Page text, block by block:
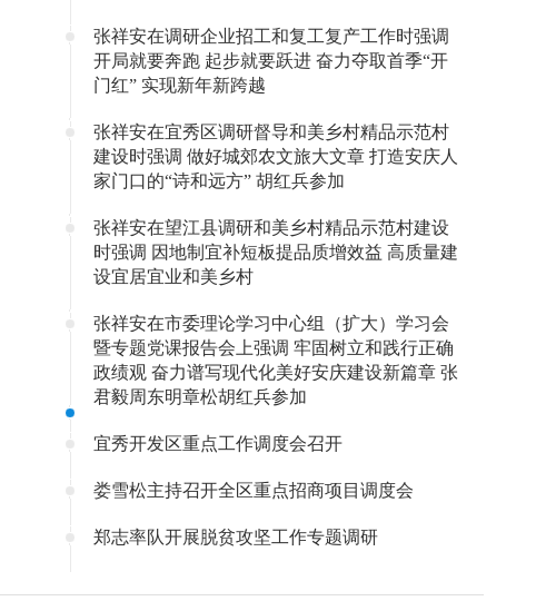
张祥安在调研企业招工和复工复产工作时强调
开局就要奔跑 起步就要跃进 奋力夺取首季“开
门红” 实现新年新跨越
张祥安在宜秀区调研督导和美乡村精品示范村
建设时强调 做好城郊农文旅大文章 打造安庆人
家门口的“诗和远方” 胡红兵参加
张祥安在望江县调研和美乡村精品示范村建设
时强调 因地制宜补短板提品质增效益 高质量建
设宜居宜业和美乡村
张祥安在市委理论学习中心组（扩大）学习会
暨专题党课报告会上强调 牢固树立和践行正确
政绩观 奋力谱写现代化美好安庆建设新篇章 张
君毅周东明章松胡红兵参加
宜秀开发区重点工作调度会召开
娄雪松主持召开全区重点招商项目调度会
郑志率队开展脱贫攻坚工作专题调研